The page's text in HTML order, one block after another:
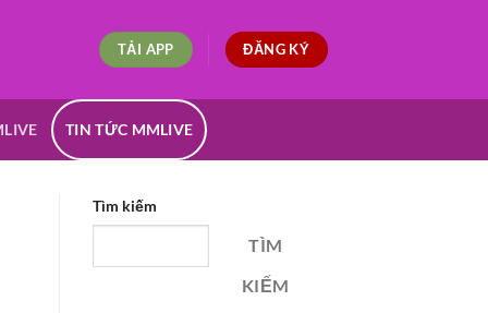
TẢI APP ĐĂNG KÝ
TIN TỨC MMLIVE
Tìm kiếm
TÌM
KIẾM